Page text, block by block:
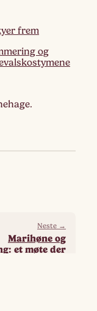
frem
og
Neste →
Marihøne og
et møte der